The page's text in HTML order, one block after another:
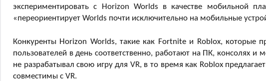
экспериментировать с Horizon Worlds в качестве мобильной
«переориентирует Worlds почти исключительно на мобильные
Конкуренты Horizon Worlds, такие как Fortnite и Roblox, которые
пользователей в день соответственно, работают на ПК, консолях
не разрабатывал свою игру для VR, в то время как Roblox
совместимы с VR.